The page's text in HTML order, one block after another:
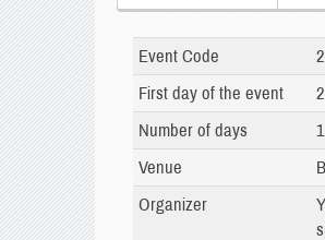
Event Code
First day of the event
Number of days
1
Venue
Organizer